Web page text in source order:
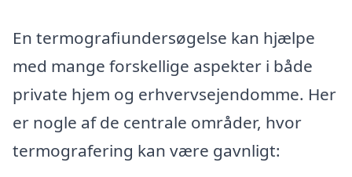
En termografiundersøgelse kan hjælpe
med mange forskellige aspekter i både
private hjem og erhvervsejendomme. Her
er nogle af de centrale områder, hvor
termografering kan være gavnligt: